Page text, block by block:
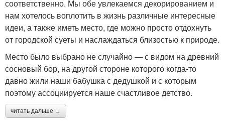
соответственно. Мы обе увлекаемся декорированием и
нам хотелось воплотить в жизнь различные интересные
идеи, а также иметь место, где можно просто отдохнуть
от городской суеты и наслаждаться близостью к природе.
Место было выбрано не случайно — с видом на древний
сосновый бор, на другой стороне которого когда-то
давно жили наши бабушка с дедушкой и с которым
поэтому ассоциируется наше счастливое детство.
читать дальше →